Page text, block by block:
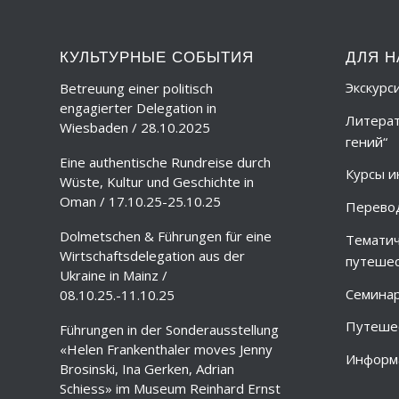
КУЛЬТУРНЫЕ СОБЫТИЯ
Betreuung einer politisch
engagierter Delegation in
Wiesbaden / 28.10.2025
Eine authentische Rundreise durch
Wüste, Kultur und Geschichte in
Oman / 17.10.25-25.10.25
Dolmetschen & Führungen für eine
Wirtschaftsdelegation aus der
Ukraine in Mainz /
08.10.25.-11.10.25
Führungen in der Sonderausstellung
«Helen Frankenthaler moves Jenny
Brosinski, Ina Gerken, Adrian
Schiess» im Museum Reinhard Ernst
ДЛЯ
гений“
Курсы